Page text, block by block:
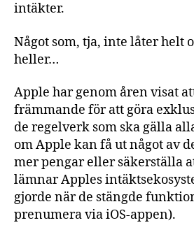
intäkter.
Något som, tja, inte låter helt
heller…
Apple har genom åren visat
främmande för att göra
de regelverk som ska gälla
om Apple kan få ut något av
mer pengar eller säkerställa
lämnar Apples
gjorde när de stängde
prenumera via iOS-appen).